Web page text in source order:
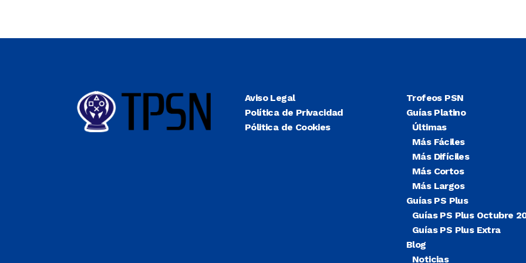
Aviso Legal
Política de Privacidad
Pólitica de Cookies
Trofeos PSN
Guías Platino
Últimas
Más Fáciles
Más Difíciles
Más Cortos
Más Largos
Guías PS Plus
Guías PS Plus Octubre
Guías PS Plus Extra
Blog
Noticias